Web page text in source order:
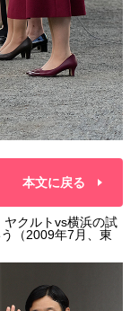
本文に戻る
クルトvs横浜の試
（2009年7月、東